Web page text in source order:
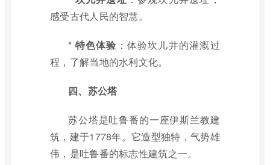
感受古代人民的智慧。
* 特色体验 ：体验坎儿井的灌溉过
程，了解当地的水利文化。
四、苏公塔
苏公塔是吐鲁番的一座伊斯兰教建
筑，建于1778年。它造型独特，气势雄
伟，是吐鲁番的标志性建筑之一。